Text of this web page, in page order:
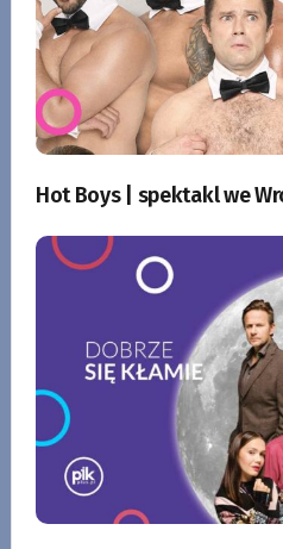
Hot Boys | spektakl we